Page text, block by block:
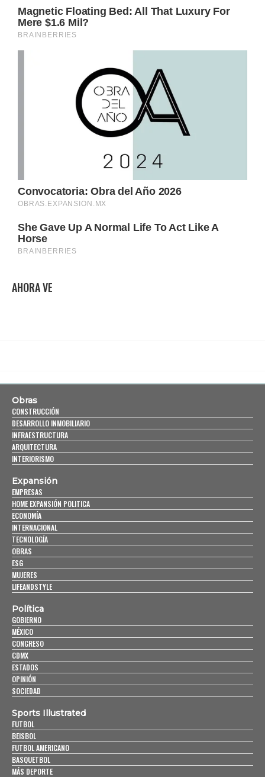
AHORA VE
Obras
CONSTRUCCIÓN
DESARROLLO INMOBILIARIO
INFRAESTRUCTURA
ARQUITECTURA
INTERIORISMO
Expansión
EMPRESAS
HOME EXPANSIÓN POLITICA
ECONOMÍA
INTERNACIONAL
TECNOLOGÍA
OBRAS
ESG
MUJERES
LIFEANDSTYLE
Política
GOBIERNO
MÉXICO
CONGRESO
CDMX
ESTADOS
OPINIÓN
SOCIEDAD
Sports Illustrated
FUTBOL
BEISBOL
FUTBOL AMERICANO
BASQUETBOL
MÁS DEPORTE